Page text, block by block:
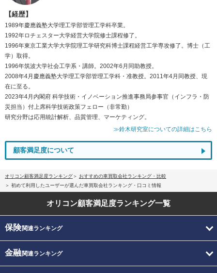
【経歴】
1989年慶應義塾大学理工学部管理工学科卒業。
1992年ロチェスター大学経営大学院修士課程修了。
1996年東京工業大学大学院理工学研究科博士課程経営工学専攻修了。博士（工
学）取得。
1996年筑波大学社会工学系・講師。2002年6月同助教授。
2008年4月慶應義塾大学理工学部管理工学科・准教授。2011年4月同教授、現
在に至る。
2023年4月内閣府 科学技術・イノベーション推進事務局参事官（インフラ・防
災担当）付上席科学技術政策フェロー（非常勤）
研究分野は応用統計解析、品質管理、マーケティング。
≫鈴木研究室についての詳細はこちら
顧客満足度について
オリコン顧客満足度ランキング
おすすめの車買取会社ランキング・比較
初めて利用したユーザーが選んだ車買取会社ランキング・口コミ情報
オリコン顧客満足度ランキング一覧
保険関連ランキング
金融関連ランキング